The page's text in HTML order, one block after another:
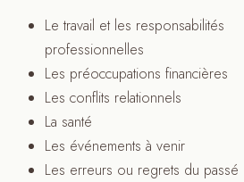
Le travail et les responsabilités
professionnelles
Les préoccupations financières
Les conflits relationnels
La santé
Les événements à venir
Les erreurs ou regrets du passé